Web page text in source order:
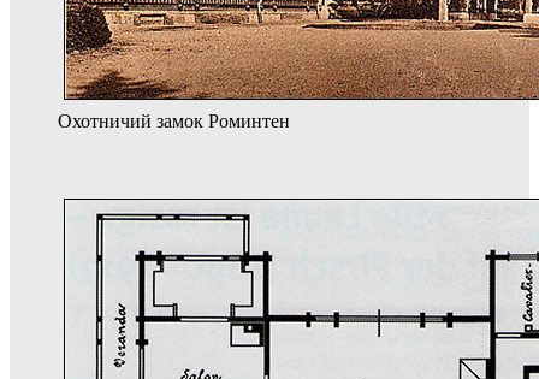
Охотничий замок Роминтен